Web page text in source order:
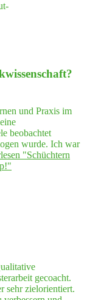
und Praxis im
beobachtet
wurde. Ich war
"Schüch­tern
gecoacht.
sehr zielorientiert.